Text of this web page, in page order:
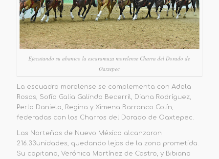
Ejecutando su abanico la escaramuza morelense Charra del Dorado de
Oaxtepec
La escuadra morelense se complementa con Adela
Rosas, Sofía Galia Galindo Becerril, Diana Rodríguez,
Perla Daniela, Regina y Ximena Barranco Colín,
federadas con los Charros del Dorado de Oaxtepec.
Las Norteñas de Nuevo México alcanzaron
216.33unidades, quedando lejos de la zona prometida.
Su capitana, Verónica Martínez de Castro, y Bibiana